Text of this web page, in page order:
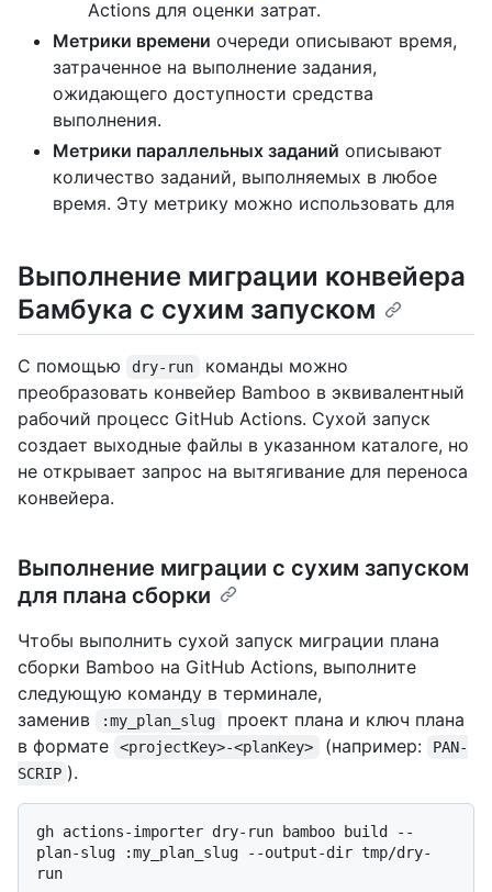
Actions для оценки затрат.
Метрики времени очереди описывают время,
затраченное на выполнение задания,
ожидающего доступности средства
выполнения.
Метрики параллельных заданий описывают
количество заданий, выполняемых в любое
время. Эту метрику можно использовать для
Выполнение миграции конвейера
Бамбука с сухим запуском
С помощью dry-run
команды можно
преобразовать конвейер Bamboo в эквивалентный
рабочий процесс GitHub Actions. Сухой запуск
создает выходные файлы в указанном каталоге, но
не открывает запрос на вытягивание для переноса
конвейера.
Выполнение миграции с сухим запуском
для плана сборки
Чтобы выполнить сухой запуск миграции плана
сборки Bamboo на GitHub Actions, выполните
следующую команду в терминале,
заменив
:my_plan_slug
проект плана и ключ плана
в формате
<projectKey>-<planKey> (например:
PAN-
SCRIP ).
gh actions-importer dry-run bamboo build --
plan-slug :my_plan_slug --output-dir tmp/dry-